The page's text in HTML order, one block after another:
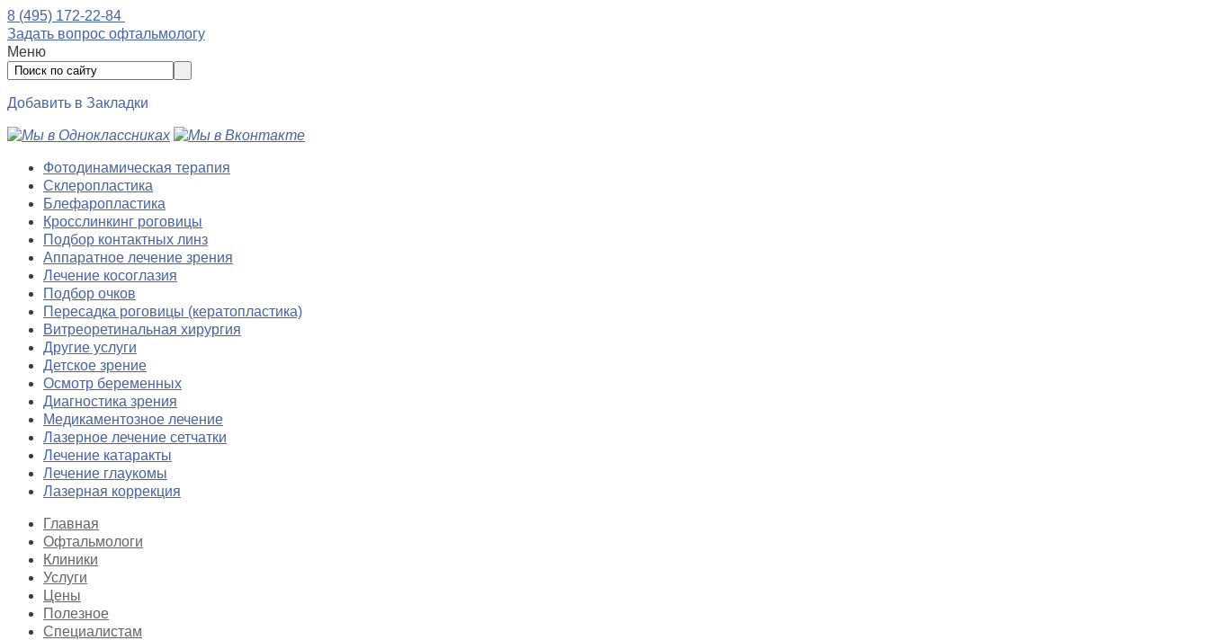
8 (495) 172-22-84
Задать вопрос офтальмологу
Меню
Добавить в Закладки
Фотодинамическая терапия
Склеропластика
Блефаропластика
Кросслинкинг роговицы
Подбор контактных линз
Аппаратное лечение зрения
Лечение косоглазия
Подбор очков
Пересадка роговицы (кератопластика)
Витреоретинальная хирургия
Другие услуги
Детское зрение
Осмотр беременных
Диагностика зрения
Медикаментозное лечение
Лазерное лечение сетчатки
Лечение катаракты
Лечение глаукомы
Лазерная коррекция
Главная
Офтальмологи
Клиники
Услуги
Цены
Полезное
Специалистам